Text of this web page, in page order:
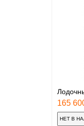
165